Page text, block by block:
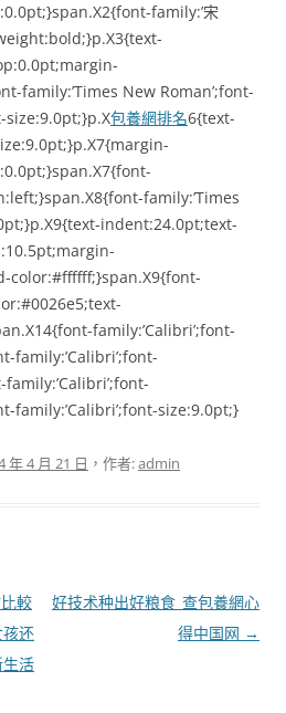
family:’宋
family:’Times New Roman’;font-
包養網排名6{text-
family:’Times
indent:24.0pt;text-
color:#ffffff;}span.X9{font-
family:’Calibri’;font-
family:’Calibri’;font-
family:’Calibri’;font-size:9.0pt;}
年 4 月 21 日 ，作者:admin
較
还
活
好技术种出好粮食_查包養網心
得中国网 →